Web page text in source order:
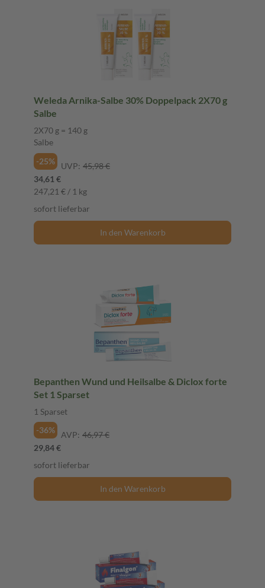
Weleda Arnika-Salbe 30% Doppelpack 2X70 g
Salbe
2X70 g = 140 g
Salbe
-25%
UVP: 45,98 €
34,61 €
247,21 € / 1 kg
sofort lieferbar
In den Warenkorb
Bepanthen Wund und Heilsalbe & Diclox forte
Set 1 Sparset
1 Sparset
-36%
AVP: 46,97 €
29,84 €
sofort lieferbar
In den Warenkorb